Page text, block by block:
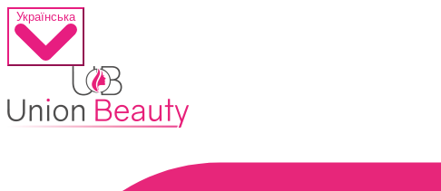
Українська